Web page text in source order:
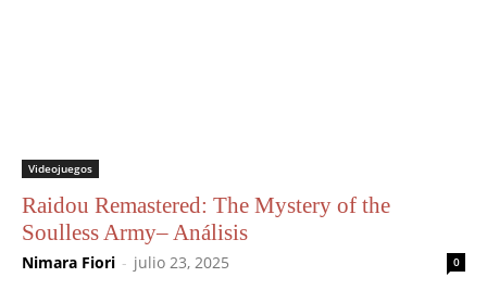
Videojuegos
Raidou Remastered: The Mystery of the
Soulless Army– Análisis
Nimara Fiori - julio 23, 2025 0